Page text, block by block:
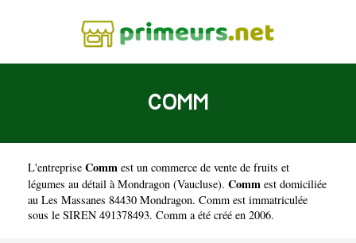
COMM
L'entreprise Comm est un commerce de vente de fruits et
légumes au détail à Mondragon (Vaucluse). Comm est domiciliée
au Les Massanes 84430 Mondragon. Comm est immatriculée
sous le SIREN 491378493. Comm a été créé en 2006.